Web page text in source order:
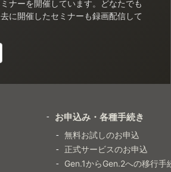
ナーを開催しています。どなたでも
に開催したセミナーも録画配信して
お申込み・各種手続き
無料お試しのお申込
正式サービスのお申込
Gen.1からGen.2への移行手